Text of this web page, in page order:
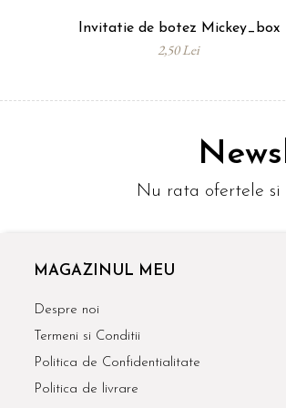
Invitatie de botez Mickey_box
2,50 Lei
Nu rata ofertele
MAGAZINUL MEU
Despre noi
Termeni si Conditii
Politica de Confidentialitate
Politica de livrare